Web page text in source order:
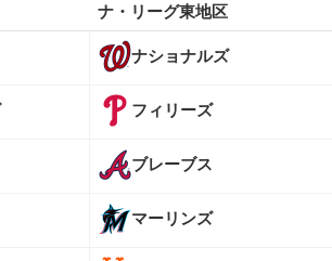
ナ・リーグ東地区
ナショナルズ
フィリーズ
ブレーブス
マーリンズ